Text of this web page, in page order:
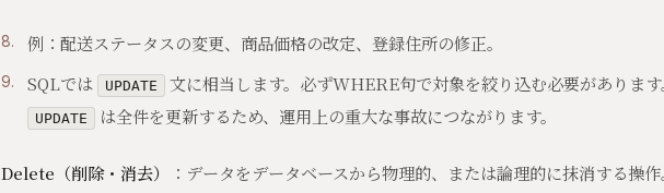
例：配送ステータスの変更、商品価格の改定、登録住所の修正。
SQLでは
UPDATE 文に相当します。必ずWHERE句で対象を絞り込む必要がありま
UPDATE は全件を更新するため、運用上の重大な事故につながります。
Delete（削除・消去） ：データをデータベースから物理的、または論理的に抹消する操作